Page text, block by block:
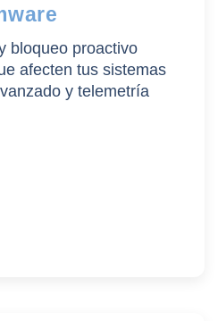
bloqueo proactivo
afecten tus sistemas
y telemetría